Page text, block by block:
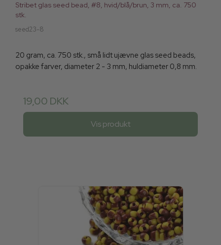
Stribet glas seed bead, #8, hvid/blå/brun, 3 mm, ca. 750
stk.
seed23-8
20 gram, ca. 750 stk., små lidt ujævne glas seed beads,
opakke farver, diameter 2 - 3 mm, huldiameter 0,8 mm.
19,00 DKK
Vis produkt